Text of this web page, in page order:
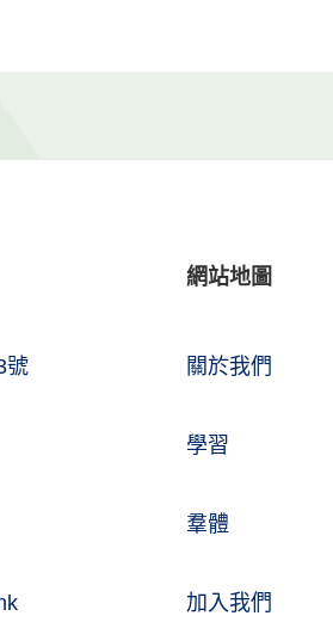
號
網站地圖
關於我們
學習
羣體
加入我們